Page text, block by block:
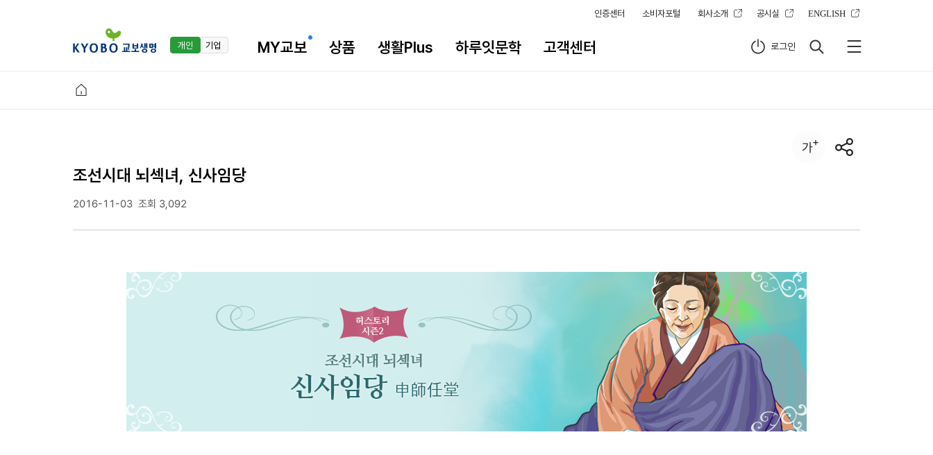
인증센터 소비자포털 회사소개 공시실 ENGLISH
개인 기업 MY교보 상품 생활Plus 하루잇문학 고객센터 로그인
조선시대 뇌섹녀, 신사임당
2016-11-03 조회 3,092